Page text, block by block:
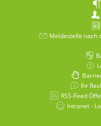
Meldestelle nach
Ihr
RSS-Feed
Intranet -